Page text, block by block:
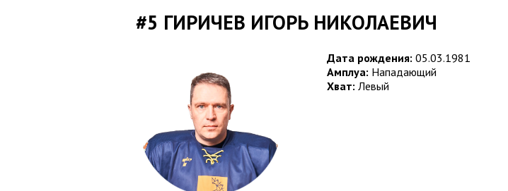
#5 ГИРИЧЕВ ИГОРЬ НИКОЛАЕВИЧ
Дата рождения: 05.03.1981
Амплуа: Нападающий
Хват: Левый